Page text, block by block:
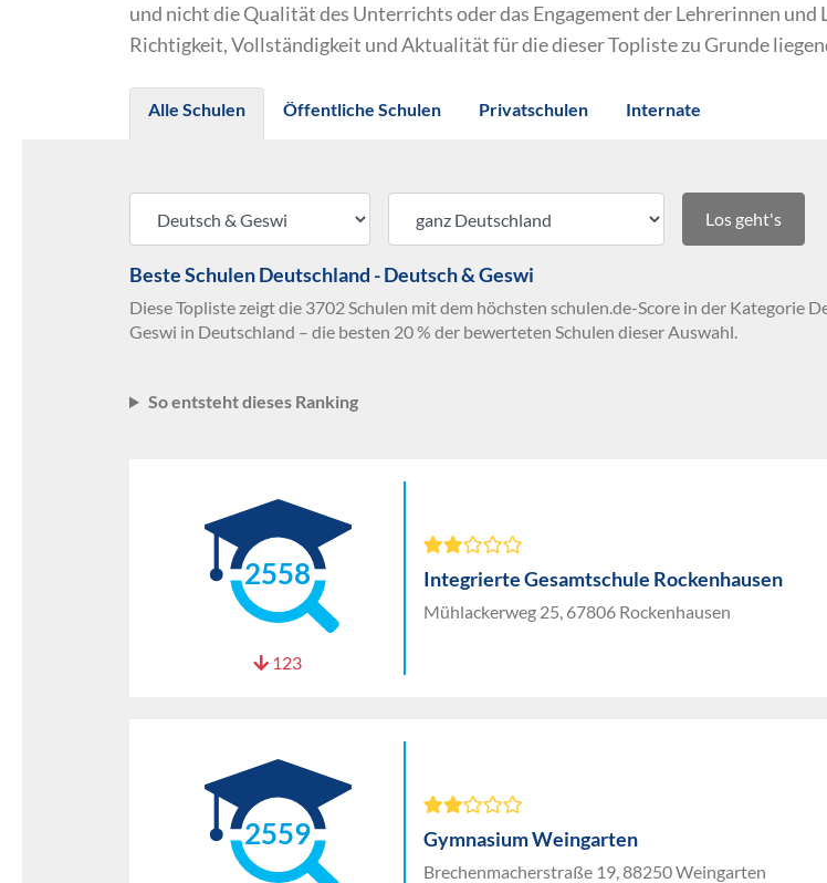
und nicht die Qualität des Unterrichts oder das Engagement der Lehrerinnen
Richtigkeit, Vollständigkeit und Aktualität für die dieser Topliste zu Grunde
Alle Schulen Öffentliche Schulen Privatschulen Internate
Los geht's
Beste Schulen Deutschland - Deutsch & Geswi
Diese Topliste zeigt die 3702 Schulen mit dem höchsten schulen.de-Score in der Kategorie
Geswi in Deutschland – die besten 20 % der bewerteten Schulen dieser Auswahl.
So entsteht dieses Ranking
2558
123
Integrierte Gesamtschule Rockenhausen
Mühlackerweg 25, 67806 Rockenhausen
2559 Gymnasium Weingarten
Brechenmacherstraße 19, 88250 Weingarten